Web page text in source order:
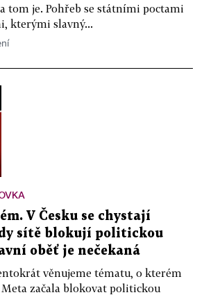
tom je. Pohřeb se státními poctami
kterými slavný...
V Česku se chystají
sítě blokují politickou
oběť je nečekaná
věnujeme tématu, o kterém
začala blokovat politickou